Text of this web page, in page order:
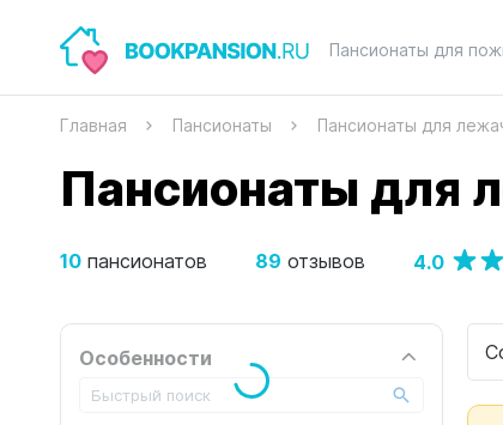
Пансионаты для
Главная Пансионаты Пансионаты для
Пансионаты для
10 пансионатов 89 отзывов 4.0
Особенности